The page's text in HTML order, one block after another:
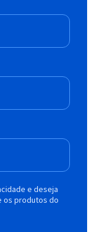
e deseja
os produtos do